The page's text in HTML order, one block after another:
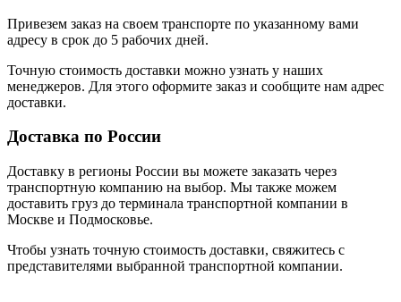
Привезем заказ на своем транспорте по указанному вами
адресу в срок до 5 рабочих дней.
Точную стоимость доставки можно узнать у наших
менеджеров. Для этого оформите заказ и сообщите нам адрес
доставки.
Доставка по России
Доставку в регионы России вы можете заказать через
транспортную компанию на выбор. Мы также можем
доставить груз до терминала транспортной компании в
Москве и Подмосковье.
Чтобы узнать точную стоимость доставки, свяжитесь с
представителями выбранной транспортной компании.